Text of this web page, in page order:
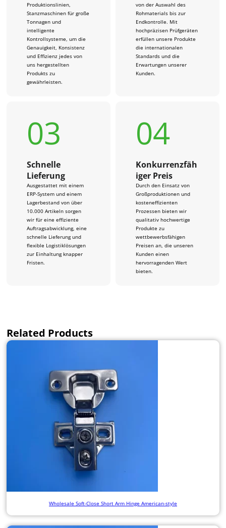
Produktionslinien,
Stanzmaschinen für große
Tonnagen und
intelligente
Kontrollsysteme, um die
Genauigkeit, Konsistenz
und Effizienz jedes von
uns hergestellten
Produkts zu
gewährleisten.
von der Auswahl des
Rohmaterials bis zur
Endkontrolle. Mit
hochpräzisen Prüfgeräten
erfüllen unsere Produkte
die internationalen
Standards und die
Erwartungen unserer
Kunden.
03
Schnelle
Lieferung
Ausgestattet mit einem
ERP-System und einem
Lagerbestand von über
10.000 Artikeln sorgen
wir für eine effiziente
Auftragsabwicklung, eine
schnelle Lieferung und
flexible Logistiklösungen
zur Einhaltung knapper
Fristen.
04
Konkurrenzfäh
iger Preis
Durch den Einsatz von
Großproduktionen und
kosteneffizienten
Prozessen bieten wir
qualitativ hochwertige
Produkte zu
wettbewerbsfähigen
Preisen an, die unseren
Kunden einen
hervorragenden Wert
bieten.
Related Products
Wholesale Soft-Close Short Arm Hinge American-style